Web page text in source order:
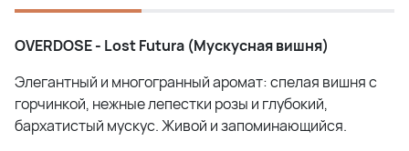
OVERDOSE - Lost Futura (Мускусная вишня)
Элегантный и многогранный аромат: спелая вишня с
горчинкой, нежные лепестки розы и глубокий,
бархатистый мускус. Живой и запоминающийся.